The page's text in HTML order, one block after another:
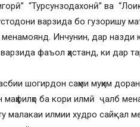
“Турсунзодахонӣ” ва
варзида бо гузоришу
Инчунин, дар назди
фаъол ҳастанд, ки дар
шогирдон саҳми муҳим
маҳфилҳо ба кори илмӣ ҷалб
малакаи илмии худро сайқал